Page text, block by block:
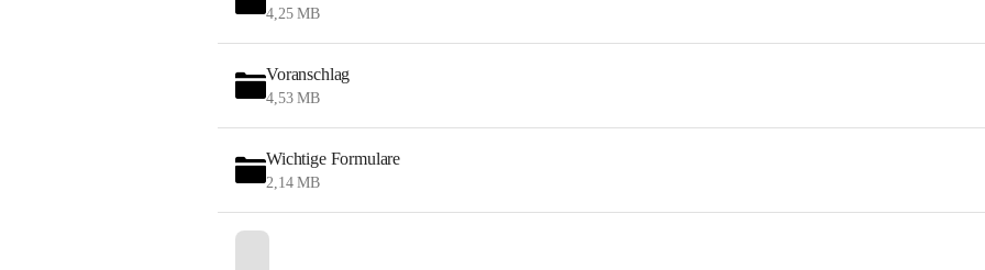
4,25 MB
Voranschlag
4,53 MB
Wichtige Formulare
2,14 MB